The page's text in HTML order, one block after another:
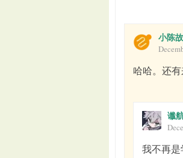
小陈
哈哈。还
谶
我不再